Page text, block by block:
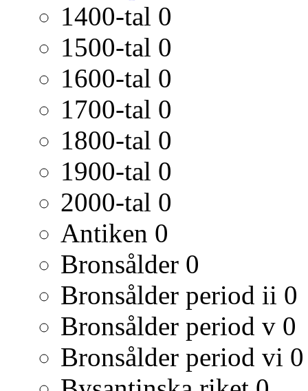
1400-tal 0
1500-tal 0
1600-tal 0
1700-tal 0
1800-tal 0
1900-tal 0
2000-tal 0
Antiken 0
Bronsålder 0
Bronsålder period ii 0
Bronsålder period v 0
Bronsålder period vi 0